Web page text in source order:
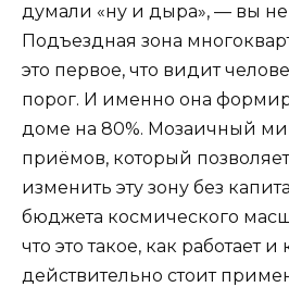
думали «ну и дыра», — вы
Подъездная зона
это первое, что видит
порог. И именно она
доме на 80%. Мозаичный
приёмов, который
изменить эту зону без
бюджета космического
что это такое, как работает и
действительно стоит